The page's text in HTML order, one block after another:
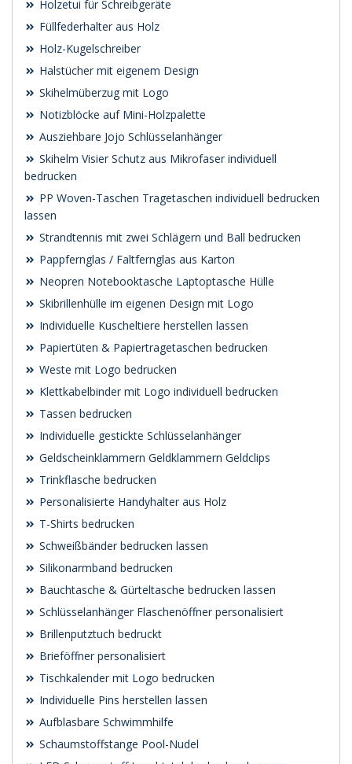
Holzetui für Schreibgeräte
Füllfederhalter aus Holz
Holz-Kugelschreiber
Halstücher mit eigenem Design
Skihelmüberzug mit Logo
Notizblöcke auf Mini-Holzpalette
Ausziehbare Jojo Schlüsselanhänger
Skihelm Visier Schutz aus Mikrofaser individuell
bedrucken
PP Woven-Taschen Tragetaschen individuell bedrucken
lassen
Strandtennis mit zwei Schlägern und Ball bedrucken
Pappfernglas / Faltfernglas aus Karton
Neopren Notebooktasche Laptoptasche Hülle
Skibrillenhülle im eigenen Design mit Logo
Individuelle Kuscheltiere herstellen lassen
Papiertüten & Papiertragetaschen bedrucken
Weste mit Logo bedrucken
Klettkabelbinder mit Logo individuell bedrucken
Tassen bedrucken
Individuelle gestickte Schlüsselanhänger
Geldscheinklammern Geldklammern Geldclips
Trinkflasche bedrucken
Personalisierte Handyhalter aus Holz
T-Shirts bedrucken
Schweißbänder bedrucken lassen
Silikonarmband bedrucken
Bauchtasche & Gürteltasche bedrucken lassen
Schlüsselanhänger Flaschenöffner personalisiert
Brillenputztuch bedruckt
Brieföffner personalisiert
Tischkalender mit Logo bedrucken
Individuelle Pins herstellen lassen
Aufblasbare Schwimmhilfe
Schaumstoffstange Pool-Nudel